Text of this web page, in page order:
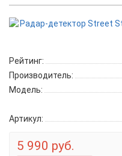
Рейтинг:
Производитель:
Модель:
Артикул:
5 990 руб.